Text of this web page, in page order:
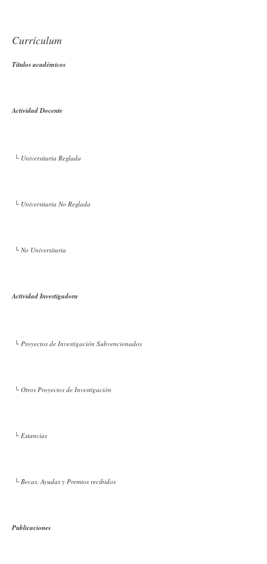
Currículum
Títulos académicos
Actividad Docente
└ Universitaria Reglada
└ Universitaria No Reglada
└ No Universitaria
Actividad Investigadora
└ Proyectos de Investigación Subvencionados
└ Otros Proyectos de Investigación
└ Estancias
└ Becas, Ayudas y Premios recibidos
Publicaciones